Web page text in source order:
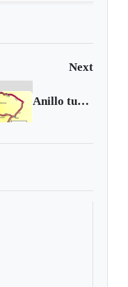
Next
Anillo turístico de Las Hinojosa